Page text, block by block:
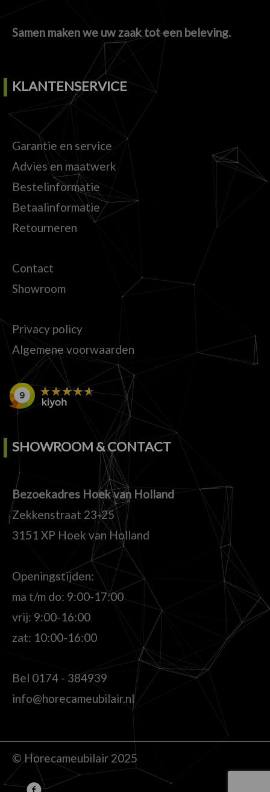
Samen maken we uw zaak tot een beleving.
KLANTENSERVICE
Garantie en service
Advies en maatwerk
Bestelinformatie
Betaalinformatie
Retourneren
Contact
Showroom
Privacy policy
Algemene voorwaarden
SHOWROOM & CONTACT
Bezoekadres Hoek van Holland
Zekkenstraat 23-25
3151 XP Hoek van Holland
Openingstijden:
ma t/m do: 9:00-17:00
vrij: 9:00-16:00
zat: 10:00-16:00
Bel 0174 - 384939
info@horecameubilair.nl
© Horecameubilair 2025